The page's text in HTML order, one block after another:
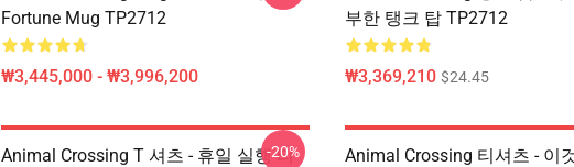
Fortune Mug TP2712
₩3,445,000 - ₩3,996,200
부한 탱크 탑 TP2712
₩3,369,210 $24.45
Animal Crossing T 셔츠 - 휴일 실행 티
-20%
Animal Crossing 티셔츠 - 이